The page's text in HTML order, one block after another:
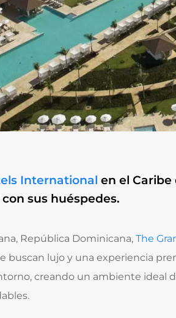
International en el Caribe
sus huéspedes.
República Dominicana,The
buscan lujo y una experiencia
creando un ambiente ideal